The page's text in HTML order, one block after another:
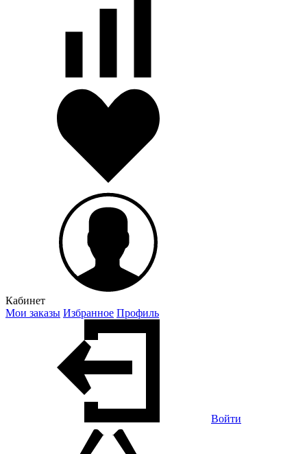
Кабинет
Мои заказы Избранное Профиль
Войти